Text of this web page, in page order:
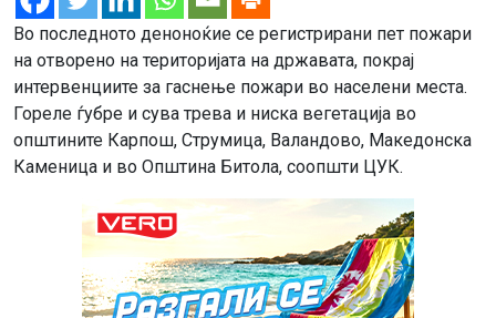
Во последното деноноќие се регистрирани пет пожари
на отворено на територијата на државата, покрај
интервенциите за гаснење пожари во населени места.
Гореле ѓубре и сува трева и ниска вегетација во
општините Карпош, Струмица, Валандово, Македонска
Каменица и во Општина Битола, соопшти ЦУК.